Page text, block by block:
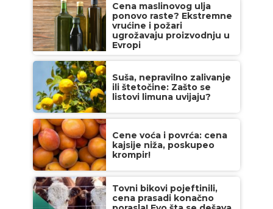
Cena maslinovog ulja
ponovo raste? Ekstremne
vrućine i požari
ugrožavaju proizvodnju u
Evropi
Suša, nepravilno zalivanje
ili štetočine: Zašto se
listovi limuna uvijaju?
Cene voća i povrća: cena
kajsije niža, poskupeo
krompir!
Tovni bikovi pojeftinili,
cena prasadi konačno